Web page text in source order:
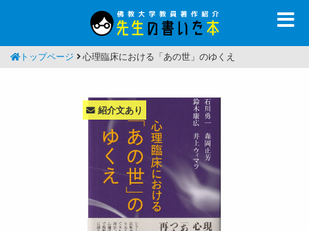
トップページ 心理臨床における「あの世」のゆくえ
紹介文あり